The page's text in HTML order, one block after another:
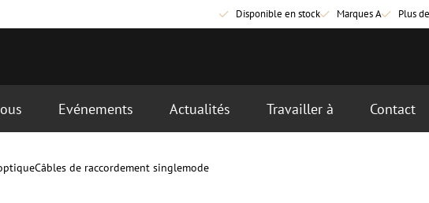
Disponible en stock Marques A Plus
Matériel de raccordement fibre
Evénements Actualités Travailler à Contact
Câbles de raccordement singlemode